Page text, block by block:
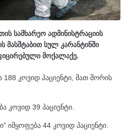
სამხარეო ადმინისტრაციის
მასშტაბით სულ კარანტინში
მოქალაქე.
188 კოვიდ პაციენტი, მათ შორის
კოვიდ 39 პაციენტი.
იმყოფება 44 კოვიდ პაციენტი.